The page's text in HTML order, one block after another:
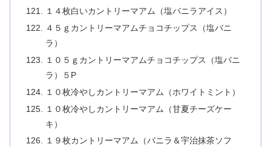
１４枚白いカントリーマアム（塩バニラアイス）
４５ｇカントリーマアムチョコチップス（塩バニ
ラ）
１０５ｇカントリーマアムチョコチップス（塩バニ
ラ）５P
１０枚冷やしカントリーマアム（ホワイトミント）
１０枚冷やしカントリーマアム（甘夏チーズケー
キ）
１９枚カントリーマアム（バニラ＆宇治抹茶ソフ